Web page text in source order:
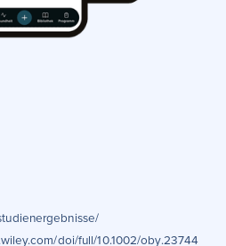
doi/full/10.1002/oby.23744